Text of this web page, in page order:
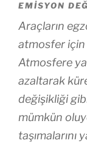
EMISYON
Araçların
atmosfer için
Atmosfere
azaltarak
değişikliği
mümkün
taşımalarını